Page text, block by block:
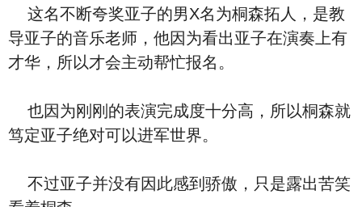
这名不断夸奖亚子的男X名为桐森拓人，是教
导亚子的音乐老师，他因为看出亚子在演奏上有
才华，所以才会主动帮忙报名。
也因为刚刚的表演完成度十分高，所以桐森就
笃定亚子绝对可以进军世界。
不过亚子并没有因此感到骄傲，只是露出苦笑